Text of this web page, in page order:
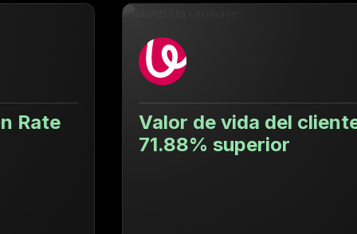
Valor de vida del cliente un
71.88% superior